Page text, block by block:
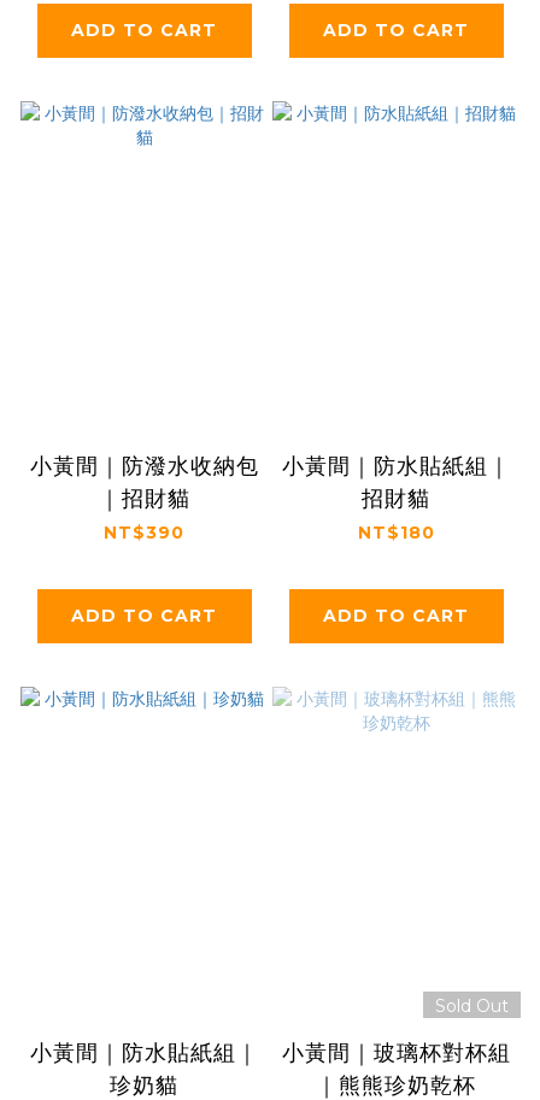
ADD TO CART ADD TO CART
小黃間｜防潑水收納包
｜招財貓
NT$390
ADD TO CART
小黃間｜防水貼紙組｜
招財貓
NT$180
ADD TO CART
小黃間｜防水貼紙組｜
珍奶貓
Sold Out
小黃間｜玻璃杯對杯組
｜熊熊珍奶乾杯